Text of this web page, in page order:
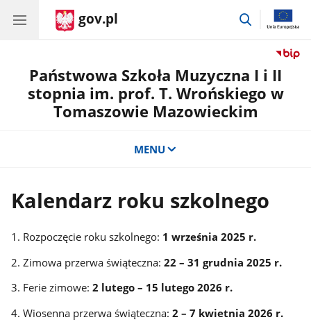
gov.pl
przejdź
Państwowa Szkoła Muzyczna I i II
stopnia im. prof. T. Wrońskiego w
Tomaszowie Mazowieckim
MENU
Kalendarz roku szkolnego
1. Rozpoczęcie roku szkolnego: 1 września 2025 r.
2. Zimowa przerwa świąteczna:22 – 31 grudnia 2025 r.
3. Ferie zimowe:2 lutego – 15 lutego 2026 r.
4. Wiosenna przerwa świąteczna:2 – 7 kwietnia 2026 r.